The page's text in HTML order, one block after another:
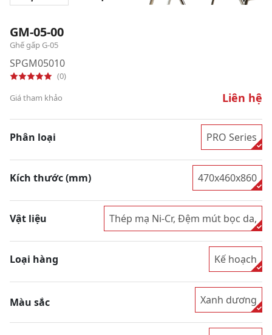
GM-05-00
Ghế gấp G-05
SPGM05010
(0)
Giá tham khảo
Liên hệ
Phân loại PRO Series
Kích thước (mm) 470x460x860
Vật liệu Thép mạ Ni-Cr, Đệm mút bọc da,
Loại hàng Kế hoạch
Màu sắc Xanh dương